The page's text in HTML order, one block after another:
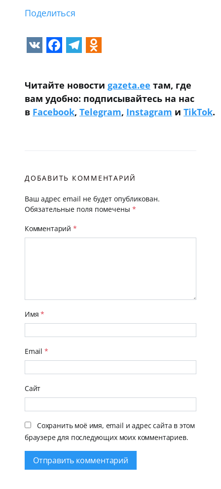
Поделиться
VK Facebook
Telegram
Читайте новости gazeta.ee там, где
вам удобно: подписывайтесь на нас
в Facebook, Telegram, Instagram и TikTok.
ДОБАВИТЬ КОММЕНТАРИЙ
Ваш адрес email не будет опубликован.
Обязательные поля помечены *
Комментарий *
Имя*
Email *
Сайт
Сохранить моё имя, email и адрес сайта в этом
браузере для последующих моих комментариев.